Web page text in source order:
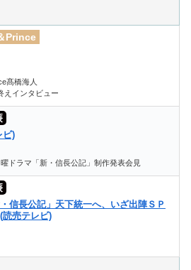
Prince
髙橋海人
えインタビュー
ビ)
ドラマ「新・信長公記」制作発表会見
信長公記」天下統一へ、いざ出陣ＳＰ
読売テレビ)